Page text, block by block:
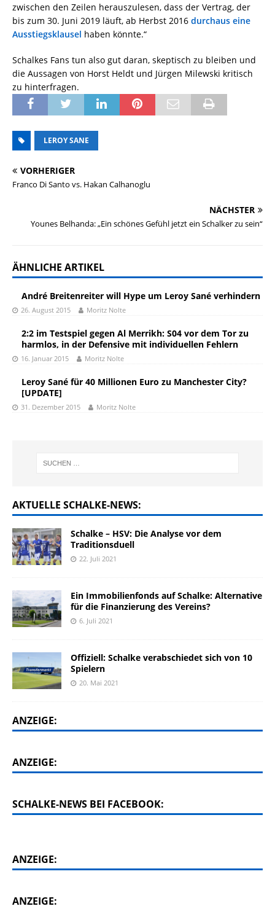
zwischen den Zeilen herauszulesen, dass der Vertrag, der
bis zum 30. Juni 2019 läuft, ab Herbst 2016 durchaus eine
Ausstiegsklausel haben könnte.“
Schalkes Fans tun also gut daran, skeptisch zu bleiben und
die Aussagen von Horst Heldt und Jürgen Milewski kritisch
zu hinterfragen.
LEROY SANE
VORHERIGER
Franco Di Santo vs. Hakan Calhanoglu
NÄCHSTER
Younes Belhanda: „Ein schönes Gefühl jetzt ein Schalker zu sein“
ÄHNLICHE ARTIKEL
André Breitenreiter will Hype um Leroy Sané verhindern
26. August 2015 Moritz Nolte
2:2 im Testspiel gegen Al Merrikh: S04 vor dem Tor zu
harmlos, in der Defensive mit individuellen Fehlern
16. Januar 2015 Moritz Nolte
Leroy Sané für 40 Millionen Euro zu Manchester City?
[UPDATE]
31. Dezember 2015 Moritz Nolte
AKTUELLE SCHALKE-NEWS:
Schalke – HSV: Die Analyse vor dem
Traditionsduell
22. Juli 2021
Ein Immobilienfonds auf Schalke: Alternative
für die Finanzierung des Vereins?
6. Juli 2021
Offiziell: Schalke verabschiedet sich von 10
Spielern
20. Mai 2021
ANZEIGE:
ANZEIGE:
SCHALKE-NEWS BEI FACEBOOK:
ANZEIGE:
ANZEIGE: